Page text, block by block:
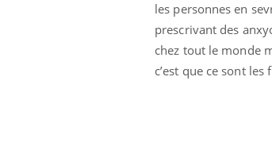
les personnes en
prescrivant des
chez tout le monde
c’est que ce sont
Insuline & Charge mentale